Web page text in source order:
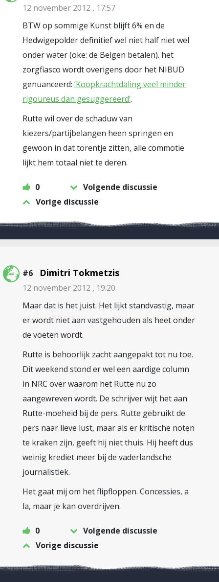
12 november 2012 , 17:57
BTW op sommige Kunst blijft 6% en de
Hedwigepolder definitief wel niet half niet wel
onder water (oke: de Belgen betalen). het
zorgfiasco wordt overigens door het NIBUD
genuanceerd: ‘Koopkrachtdaling veel minder
rigoureus dan gesuggereerd’.
Rutte wil over de schaduw van
kiezers/partijbelangen heen springen en
gewoon in dat torentje zitten, alle commotie
lijkt hem totaal niet te deren.
0
Volgende discussie
Vorige discussie
#6 Dimitri Tokmetzis
12 november 2012 , 19:20
Maar dat is het juist. Het lijkt standvastig, maar
er wordt niet aan vastgehouden als heet onder
de voeten wordt.
Rutte is behoorlijk zacht aangepakt tot nu toe.
Dit weekend stond er wel een aardige column
in NRC over waarom het Rutte nu zo
aangewreven wordt. De schrijver wijt het aan
Rutte-moeheid bij de pers. Rutte gebruikt de
pers naar lieve lust, maar als er kritische noten
te kraken zijn, geeft hij niet thuis. Hij heeft dus
weinig krediet meer bij de vaderlandsche
journalistiek.
Het gaat mij om het flipfloppen. Concessies, a
la, maar je kan overdrijven.
0
Volgende discussie
Vorige discussie